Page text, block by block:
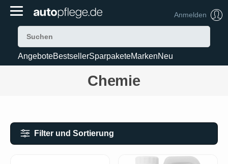
Anmelden
AngeboteBestsellerSparpaketeMarkenNeu
Chemie
Filter und Sortierung